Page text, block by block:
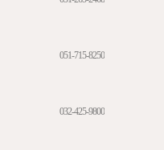
051-715-8250
032-425-9800